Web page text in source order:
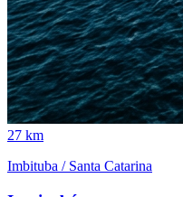
27 km
Imbituba / Santa Catarina